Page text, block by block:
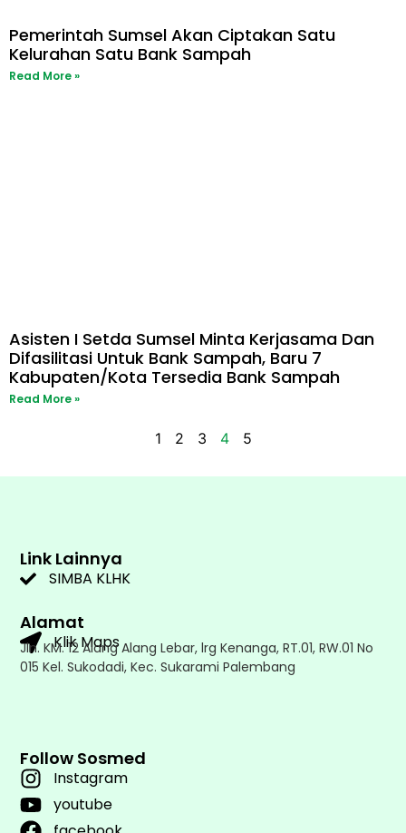
Pemerintah Sumsel Akan Ciptakan Satu
Kelurahan Satu Bank Sampah
Read More »
Asisten I Setda Sumsel Minta Kerjasama Dan
Difasilitasi Untuk Bank Sampah, Baru 7
Kabupaten/Kota Tersedia Bank Sampah
Read More »
1 2 3 4 5
Follow Sosmed
Instagram
youtube
Link Lainnya
SIMBA KLHK
Alamat
Klik Maps
Jln. KM. 12 Alang Alang Lebar, lrg Kenanga, RT.01, RW.01 No
015 Kel. Sukodadi, Kec. Sukarami Palembang